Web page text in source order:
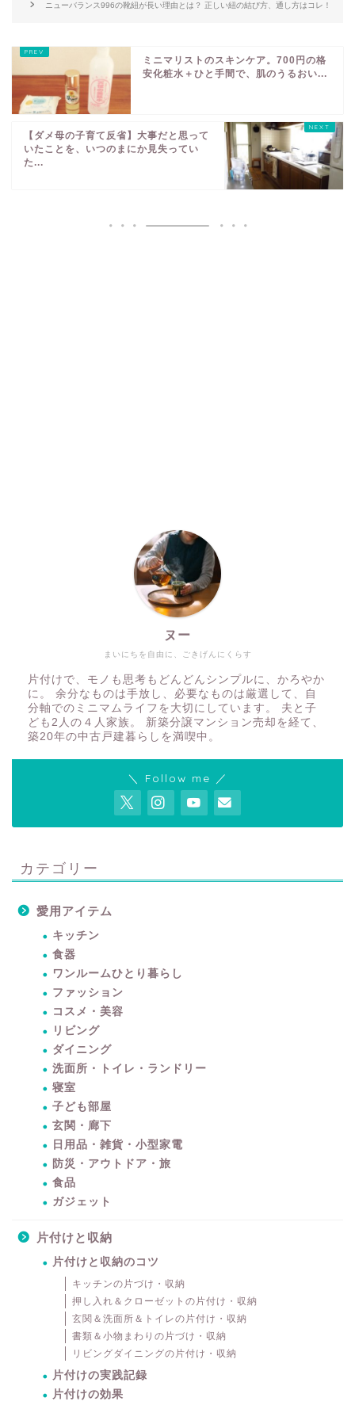
ニューバランス996の靴紐が長い理由とは？ 正しい紐の結び方、通し方はコレ！
ミニマリストのスキンケア。700円の格
安化粧水＋ひと手間で、肌のうるおい...
【ダメ母の子育て反省】大事だと思って
いたことを、いつのまにか見失ってい
た...
まいにちを自由に、ごきげんにくらす
ヌー
片付けで、モノも思考もどんどんシンプルに、かろやか
に。 余分なものは手放し、必要なものは厳選して、自
分軸でのミニマムライフを大切にしています。 夫と子
ども2人の４人家族。 新築分譲マンション売却を経て、
築20年の中古戸建暮らしを満喫中。
＼ Follow me ／
カテゴリー
愛用アイテム
キッチン
食器
ワンルームひとり暮らし
ファッション
コスメ・美容
リビング
ダイニング
洗面所・トイレ・ランドリー
寝室
子ども部屋
玄関・廊下
日用品・雑貨・小型家電
防災・アウトドア・旅
食品
ガジェット
片付けと収納
片付けと収納のコツ
キッチンの片づけ・収納
押し入れ＆クローゼットの片付け・収納
玄関＆洗面所＆トイレの片付け・収納
書類＆小物まわりの片づけ・収納
リビングダイニングの片付け・収納
片付けの実践記録
片付けの効果